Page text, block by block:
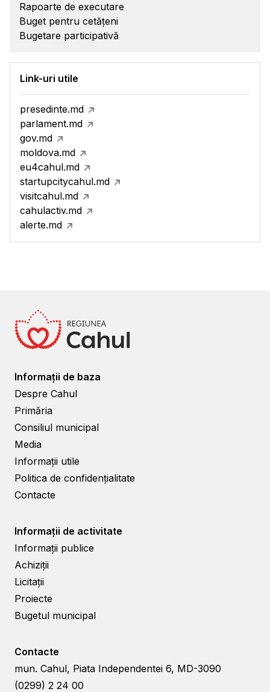
Rapoarte de executare
Buget pentru cetățeni
Bugetare participativă
Link-uri utile
presedinte.md
parlament.md
gov.md
moldova.md
eu4cahul.md
startupcitycahul.md
visitcahul.md
cahulactiv.md
alerte.md
Informații de baza
Despre Cahul
Primăria
Consiliul municipal
Media
Informații utile
Politica de confidențialitate
Contacte
Informații de activitate
Informații publice
Achiziții
Licitații
Proiecte
Bugetul municipal
Contacte
mun. Cahul, Piata Independentei 6, MD-3090
(0299) 2 24 00